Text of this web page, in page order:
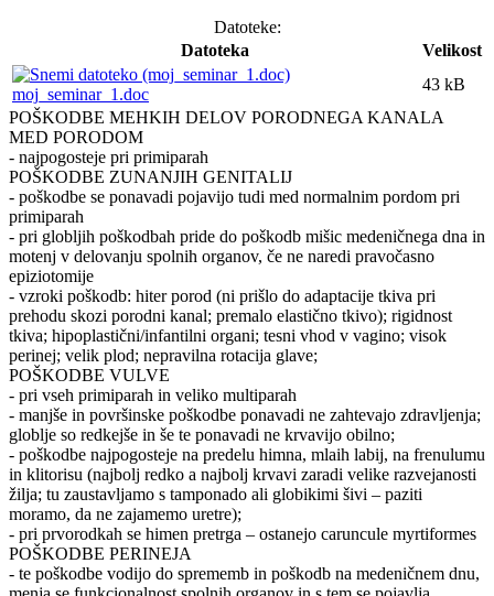
Datoteke:
Datoteka
Velikost
moj_seminar_1.doc
43 kB
POŠKODBE MEHKIH DELOV PORODNEGA KANALA
MED PORODOM
- najpogosteje pri primiparah
POŠKODBE ZUNANJIH GENITALIJ
- poškodbe se ponavadi pojavijo tudi med normalnim pordom pri
primiparah
- pri globljih poškodbah pride do poškodb mišic medeničnega dna in
motenj v delovanju spolnih organov, če ne naredi pravočasno
epiziotomije
- vzroki poškodb: hiter porod (ni prišlo do adaptacije tkiva pri
prehodu skozi porodni kanal; premalo elastično tkivo); rigidnost
tkiva; hipoplastični/infantilni organi; tesni vhod v vagino; visok
perinej; velik plod; nepravilna rotacija glave;
POŠKODBE VULVE
- pri vseh primiparah in veliko multiparah
- manjše in površinske poškodbe ponavadi ne zahtevajo zdravljenja;
globlje so redkejše in še te ponavadi ne krvavijo obilno;
- poškodbe najpogosteje na predelu himna, mlaih labij, na frenulumu
in klitorisu (najbolj redko a najbolj krvavi zaradi velike razvejanosti
žilja; tu zaustavljamo s tamponado ali globikimi šivi – paziti
moramo, da ne zajamemo uretre);
- pri prvorodkah se himen pretrga – ostanejo caruncule myrtiformes
POŠKODBE PERINEJA
- te poškodbe vodijo do sprememb in poškodb na medeničnem dnu,